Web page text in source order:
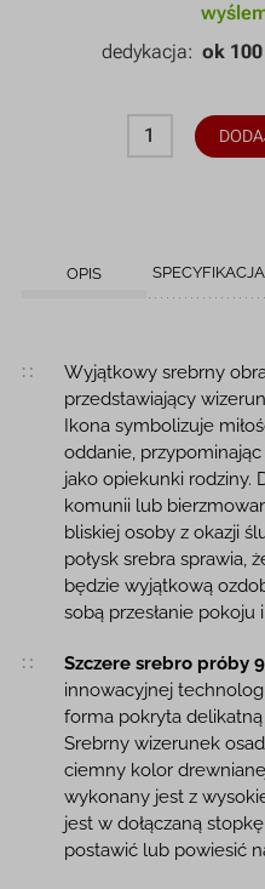
dedykacja:ok
OPIS SPECYFIKACJA
Opis produktu
Wyjątkowy srebrny
przedstawiający
Ikona symbolizuje
oddanie,
jako opiekunki rodziny.
komunii lub
bliskiej osoby z okazji
połysk srebra sprawia,
będzie wyjątkową
sobą przesłanie pokoju i
Szczere srebro próby
innowacyjnej
forma pokryta
Srebrny wizerunek
ciemny kolor
wykonany jest z
jest w dołączaną
postawić lub powiesić